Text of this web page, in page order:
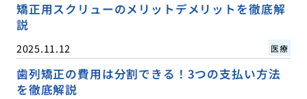
矯正用スクリューのメリットデメリットを徹底解
説
2025.11.12 医療
歯列矯正の費用は分割できる！3つの支払い方法
を徹底解説